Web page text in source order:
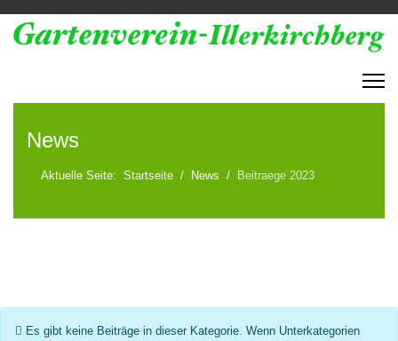
News
Aktuelle Seite: Startseite News Beitraege 2023
Information
Es gibt keine Beiträge in dieser Kategorie. Wenn Unterkategorien